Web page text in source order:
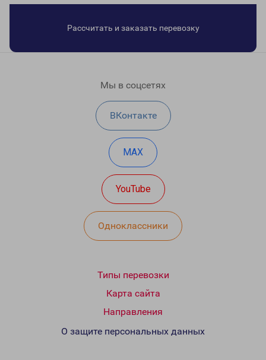
Рассчитать и заказать перевозку
Мы в соцсетях
ВКонтакте
MAX
YouTube
Одноклассники
Типы перевозки
Карта сайта
Направления
О защите персональных данных